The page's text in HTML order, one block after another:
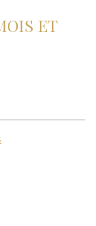
ET